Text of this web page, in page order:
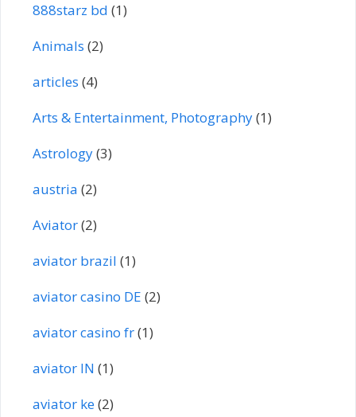
888starz bd (1)
Animals (2)
articles (4)
Arts & Entertainment, Photography(1)
Astrology(3)
austria (2)
Aviator(2)
aviator brazil (1)
aviator casino DE (2)
aviator casino fr(1)
aviator IN (1)
aviator ke(2)